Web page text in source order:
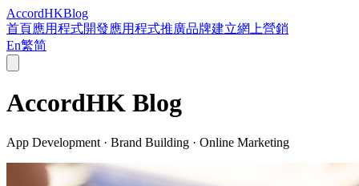
AccordHKBlog
首頁應用程式開發應用程式推廣品牌建立網上營銷
En繁简
AccordHK Blog
App Development · Brand Building · Online Marketing